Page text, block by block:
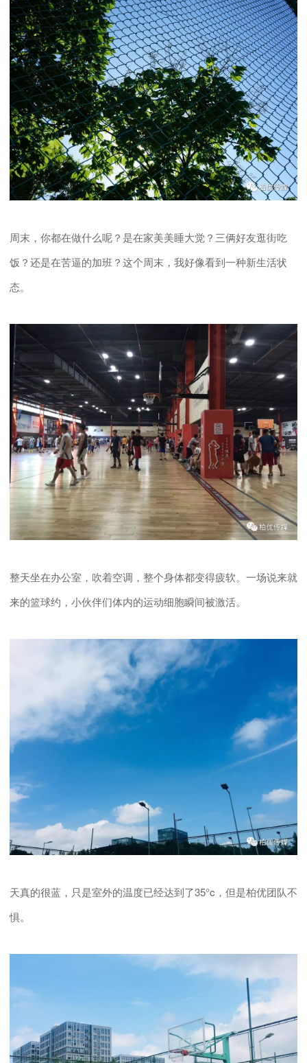
周末，你都在做什么呢？是在家美美睡大觉？三俩好友逛街吃
饭？还是在苦逼的加班？这个周末，我好像看到一种新生活状
态。
整天坐在办公室，吹着空调，整个身体都变得疲软。一场说来就
来的篮球约，小伙伴们体内的运动细胞瞬间被激活。
天真的很蓝，只是室外的温度已经达到了35°c，但是柏优团队不
惧。